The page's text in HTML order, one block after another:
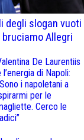
degli slogan vuoti
Allegri
De Laurentiis
l’energia di Napoli:
i napoletani a
per le
Cerco le